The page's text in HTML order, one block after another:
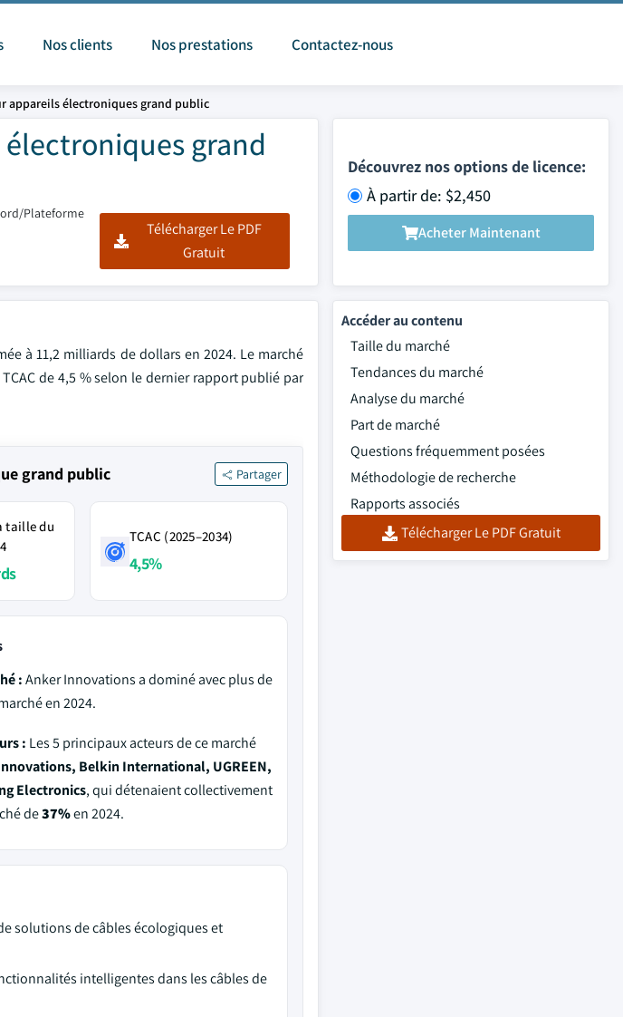
Nos clients Nos prestations Contactez-nous
appareils électroniques grand public
grand
Plateforme
Télécharger Le PDF
Gratuit
Découvrez nos options de licence:
À partir de: $2,450
Acheter Maintenant
à 11,2 milliards de dollars en 2024. Le marché
de 4,5 % selon le dernier rapport publié par
grand public Partager
taille du
TCAC (2025–2034)
4,5%
:Anker Innovations a dominé avec plus de
en 2024.
: Les 5 principaux acteurs de ce marché
Belkin International, UGREEN,
Electronics, qui détenaient collectivement
de37%en 2024.
solutions de câbles écologiques et
intelligentes dans les câbles de
Accéder au contenu
Taille du marché
Tendances du marché
Analyse du marché
Part de marché
Questions fréquemment posées
Méthodologie de recherche
Rapports associés
Télécharger Le PDF Gratuit